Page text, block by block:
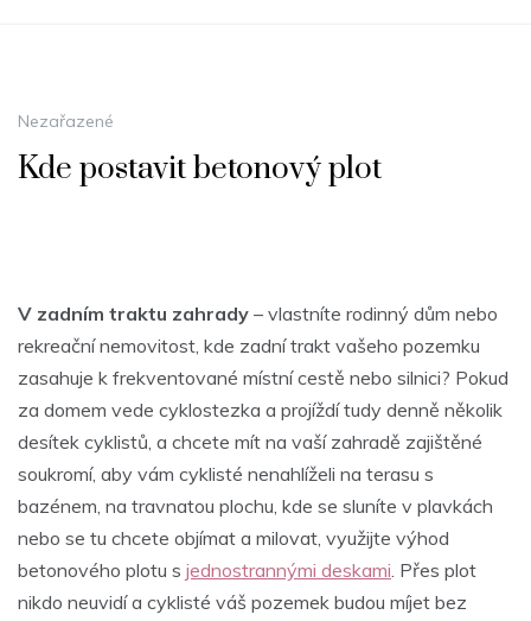
Nezařazené
Kde postavit betonový plot
V zadním traktu zahrady – vlastníte rodinný dům nebo
rekreační nemovitost, kde zadní trakt vašeho pozemku
zasahuje k frekventované místní cestě nebo silnici? Pokud
za domem vede cyklostezka a projíždí tudy denně několik
desítek cyklistů, a chcete mít na vaší zahradě zajištěné
soukromí, aby vám cyklisté nenahlíželi na terasu s
bazénem, na travnatou plochu, kde se sluníte v plavkách
nebo se tu chcete objímat a milovat, využijte výhod
betonového plotu s jednostrannými deskami. Přes plot
nikdo neuvidí a cyklisté váš pozemek budou míjet bez